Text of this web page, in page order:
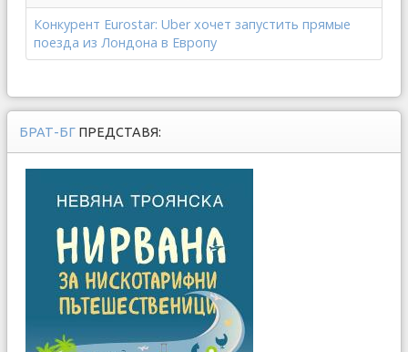
Конкурент Eurostar: Uber хочет запустить прямые
поезда из Лондона в Европу
БРАТ-БГ ПРЕДСТАВЯ: